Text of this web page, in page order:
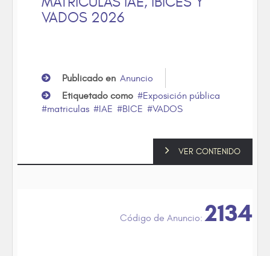
VADOS 2026
Publicado en Anuncio
Etiquetado como
Exposición pública
matriculas
IAE BICE VADOS
VER CONTENIDO
2134